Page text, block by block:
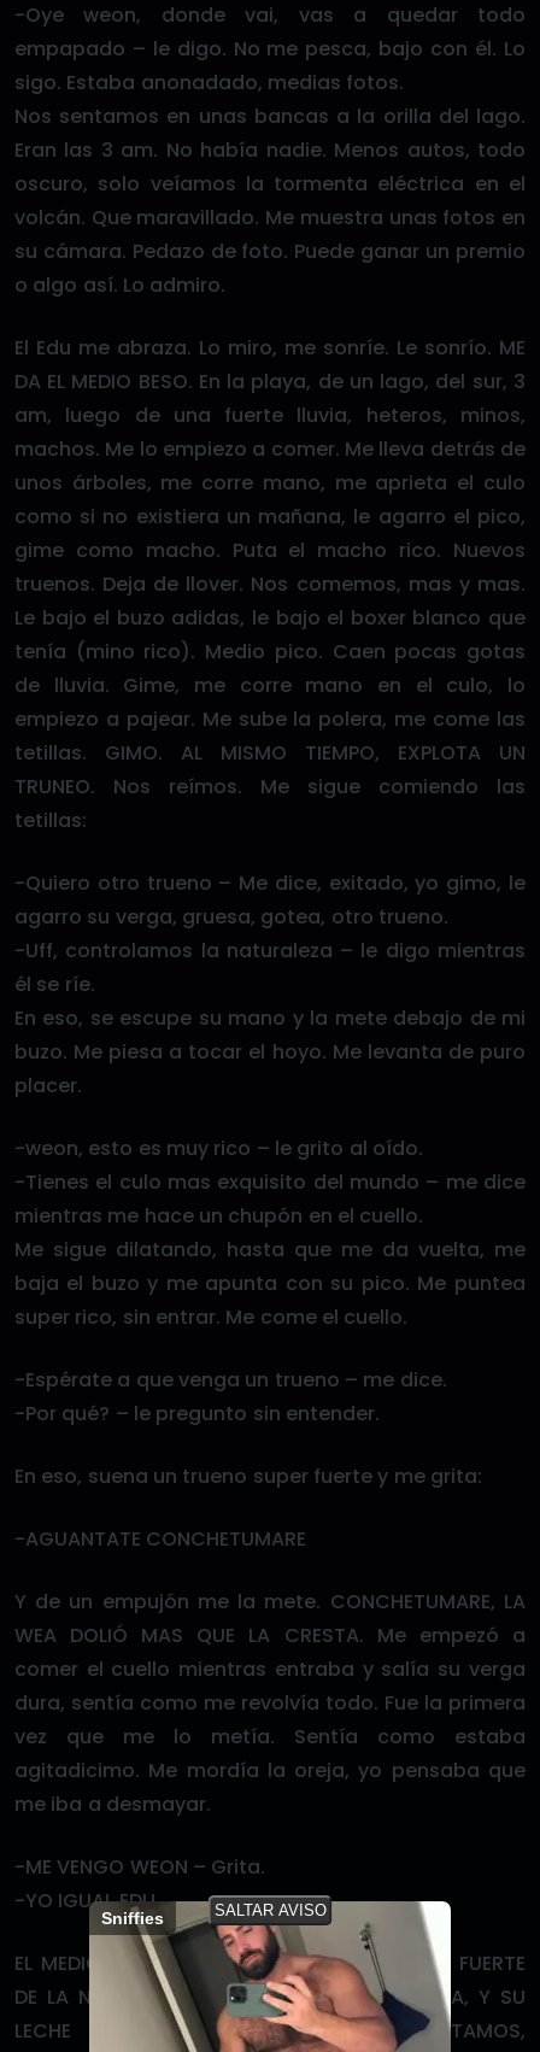
-Oye weon, donde vai, vas a quedar todo
empapado – le digo. No me pesca, bajo con él. Lo
sigo. Estaba anonadado, medias fotos.
Nos sentamos en unas bancas a la orilla del lago.
Eran las 3 am. No había nadie. Menos autos, todo
oscuro, solo veíamos la tormenta eléctrica en el
volcán. Que maravillado. Me muestra unas fotos en
su cámara. Pedazo de foto. Puede ganar un premio
o algo así. Lo admiro.
El Edu me abraza. Lo miro, me sonríe. Le sonrío. ME
DA EL MEDIO BESO. En la playa, de un lago, del sur, 3
am, luego de una fuerte lluvia, heteros, minos,
machos. Me lo empiezo a comer. Me lleva detrás de
unos árboles, me corre mano, me aprieta el culo
como si no existiera un mañana, le agarro el pico,
gime como macho. Puta el macho rico. Nuevos
truenos. Deja de llover. Nos comemos, mas y mas.
Le bajo el buzo adidas, le bajo el boxer blanco que
tenía (mino rico). Medio pico. Caen pocas gotas
de lluvia. Gime, me corre mano en el culo, lo
empiezo a pajear. Me sube la polera, me come las
tetillas. GIMO. AL MISMO TIEMPO, EXPLOTA UN
TRUNEO. Nos reímos. Me sigue comiendo las
tetillas:
-Quiero otro trueno – Me dice, exitado, yo gimo, le
agarro su verga, gruesa, gotea, otro trueno.
-Uff, controlamos la naturaleza – le digo mientras
él se ríe.
En eso, se escupe su mano y la mete debajo de mi
buzo. Me piesa a tocar el hoyo. Me levanta de puro
placer.
-weon, esto es muy rico – le grito al oído.
-Tienes el culo mas exquisito del mundo – me dice
mientras me hace un chupón en el cuello.
Me sigue dilatando, hasta que me da vuelta, me
baja el buzo y me apunta con su pico. Me puntea
super rico, sin entrar. Me come el cuello.
-Espérate a que venga un trueno – me dice.
-Por qué? – le pregunto sin entender.
En eso, suena un trueno super fuerte y me grita:
-AGUANTATE CONCHETUMARE
Y de un empujón me la mete. CONCHETUMARE, LA
WEA DOLIÓ MAS QUE LA CRESTA. Me empezó a
comer el cuello mientras entraba y salía su verga
dura, sentía como me revolvía todo. Fue la primera
vez que me lo metía. Sentía como estaba
agitadicimo. Me mordía la oreja, yo pensaba que
me iba a desmayar.
-ME VENGO WEON – Grita.
-YO IGUAL EDU
EL MEDIO TRUENO, CON RELAMPAGO, EL MAS FUERTE
DE LA NOCHE, MIENTRAS ME SACA SU VERGA, Y SU
LECHE SALTA POR NUESTRA ROPA. GRITAMOS,
Sniffies SALTAR AVISO